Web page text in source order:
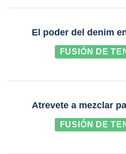
El poder del denim
FUSIÓN DE
Atrevete a mezclar
FUSIÓN DE